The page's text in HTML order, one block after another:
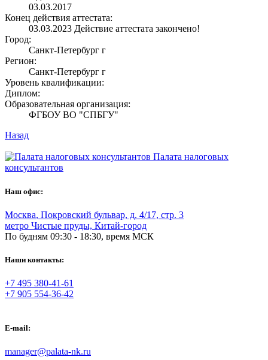
03.03.2017
Конец действия аттестата:
03.03.2023 Действие аттестата закончено!
Город:
Санкт-Петербург г
Регион:
Санкт-Петербург г
Уровень квалификации:
Диплом:
Образовательная организация:
ФГБОУ ВО "СПБГУ"
Назад
Палата налоговых
консультантов
Наш офис:
Москва, Покровский бульвар, д. 4/17, стр. 3
метро Чистые пруды, Китай-город
По будням 09:30 - 18:30, время МСК
Наши контакты:
+7 495 380-41-61
+7 905 554-36-42
E-mail:
manager@palata-nk.ru